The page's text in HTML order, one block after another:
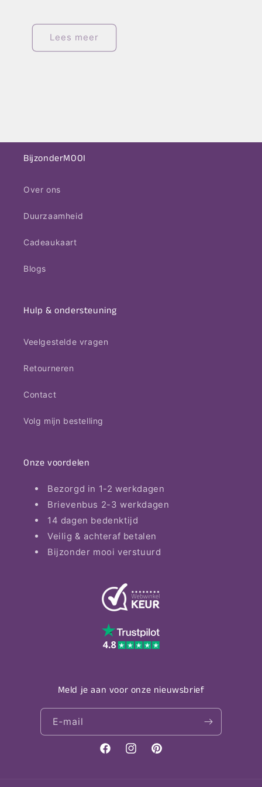
Lees meer
BijzonderMOOI
Over ons
Duurzaamheid
Cadeaukaart
Blogs
Hulp & ondersteuning
Veelgestelde vragen
Retourneren
Contact
Volg mijn bestelling
Onze voordelen
Bezorgd in 1-2 werkdagen
Brievenbus 2-3 werkdagen
14 dagen bedenktijd
Veilig & achteraf betalen
Bijzonder mooi verstuurd
Meld je aan voor onze nieuwsbrief
E‑mail
FacebookInstagramPinterest